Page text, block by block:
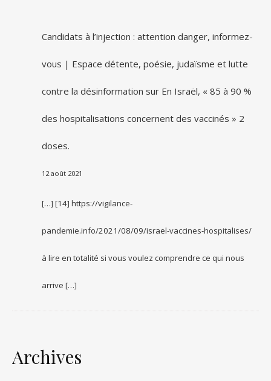
Candidats à l’injection : attention danger, informez-
vous | Espace détente, poésie, judaïsme et lutte
contre la désinformation sur En Israël, « 85 à 90 %
des hospitalisations concernent des vaccinés » 2
doses.
12 août 2021
[…] [14] https://vigilance-
pandemie.info/2021/08/09/israel-vaccines-hospitalises/
à lire en totalité si vous voulez comprendre ce qui nous
arrive […]
Archives